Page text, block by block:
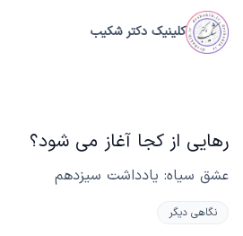
رفتن به محتوای اصلی
کلینیک دکتر شکیب
رهایی از کجا آغاز می شود؟
عشق سیاه: یادداشت سیزدهم
نگاهی دیگر